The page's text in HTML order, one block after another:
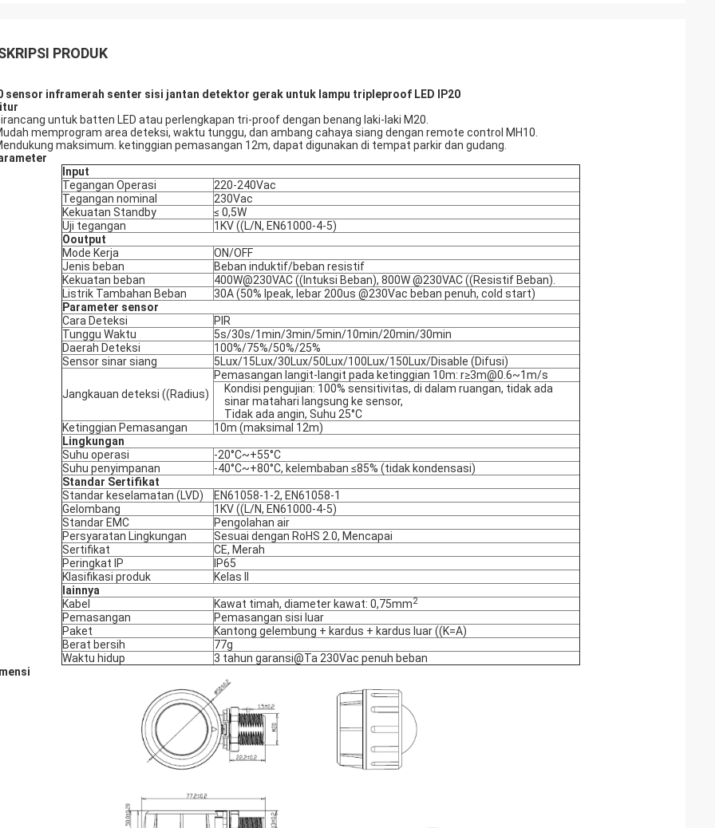
PRODUK
sensor inframerah senter sisi jantan detektor gerak untuk lampu tripleproof LED IP20
untuk batten LED atau perlengkapan tri-proof dengan benang laki-laki M20.
memprogram area deteksi, waktu tunggu, dan ambang cahaya siang dengan remote control MH10.
maksimum. ketinggian pemasangan 12m, dapat digunakan di tempat parkir dan gudang.
Input
Tegangan Operasi
220-240Vac
Tegangan nominal
230Vac
Kekuatan Standby
≤ 0,5W
Uji tegangan
1KV ((L/N, EN61000-4-5)
Ooutput
Mode Kerja
ON/OFF
Jenis beban
Beban induktif/beban resistif
Kekuatan beban
400W@230VAC ((Intuksi Beban), 800W @230VAC ((Resistif Beban).
Listrik Tambahan Beban
30A (50% Ipeak, lebar 200us @230Vac beban penuh, cold start)
Parameter sensor
Cara Deteksi
PIR
Tunggu Waktu
5s/30s/1min/3min/5min/10min/20min/30min
Daerah Deteksi
100%/75%/50%/25%
Sensor sinar siang
5Lux/15Lux/30Lux/50Lux/100Lux/150Lux/Disable (Difusi)
Jangkauan deteksi ((Radius)
Pemasangan langit-langit pada ketinggian 10m: r≥3m@0.6~1m/s
Kondisi pengujian: 100% sensitivitas, di dalam ruangan, tidak ada
sinar matahari langsung ke sensor,
Tidak ada angin, Suhu 25°C
Ketinggian Pemasangan
10m (maksimal 12m)
Lingkungan
Suhu operasi
-20°C~+55°C
Suhu penyimpanan
-40°C~+80°C, kelembaban ≤85% (tidak kondensasi)
Standar Sertifikat
Standar keselamatan (LVD)
EN61058-1-2, EN61058-1
Gelombang
1KV ((L/N, EN61000-4-5)
Standar EMC
Pengolahan air
Persyaratan Lingkungan
Sesuai dengan RoHS 2.0, Mencapai
Sertifikat
CE, Merah
Peringkat IP
IP65
Klasifikasi produk
Kelas II
lainnya
Kabel
Kawat timah, diameter kawat: 0,75mm2
Pemasangan
Pemasangan sisi luar
Paket
Kantong gelembung + kardus + kardus luar ((K=A)
Berat bersih
77g
Waktu hidup
3 tahun garansi@Ta 230Vac penuh beban